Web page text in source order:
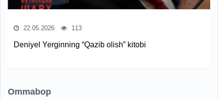
22.05.2026 113
Deniyel Yerginning “Qazib olish” kitobi
Ommabop